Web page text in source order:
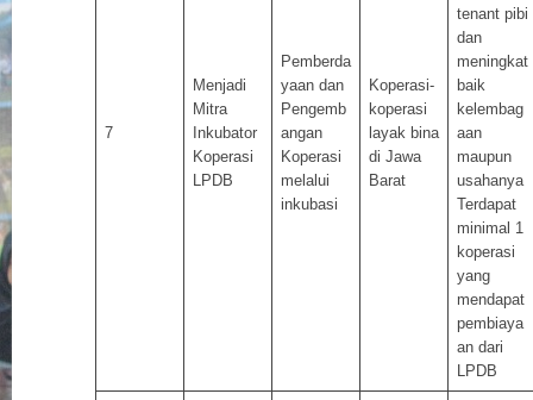
7
Menjadi
Mitra
Inkubator
Koperasi
LPDB
Pemberda
yaan dan
Pengemb
angan
Koperasi
melalui
inkubasi
Koperasi-
koperasi
layak bina
di Jawa
Barat
tenant pibi
dan
meningkat
baik
kelembag
aan
maupun
usahanya
Terdapat
minimal 1
koperasi
yang
mendapat
pembiaya
an dari
LPDB